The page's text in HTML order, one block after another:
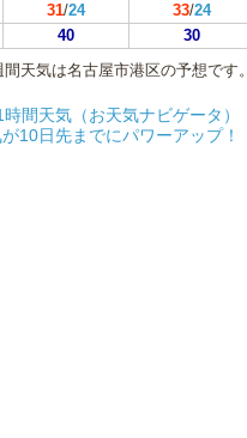
31/24 33/24
40
30
間天気は名古屋市港区の予想です。
間天気（お天気ナビゲータ）
10日先までにパワーアップ！